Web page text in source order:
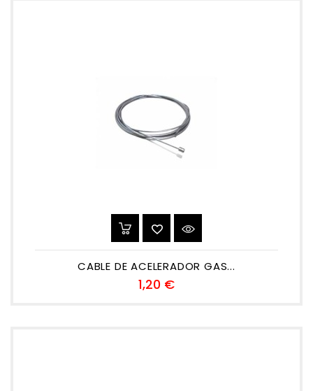
CABLE DE ACELERADOR GAS...
1,20 €Preu